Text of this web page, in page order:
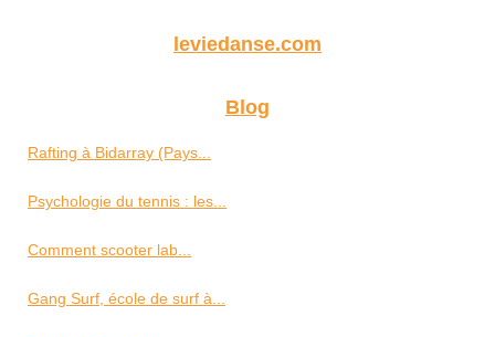
leviedanse.com
Blog
Rafting à Bidarray (Pays...
Psychologie du tennis : les...
Comment scooter lab...
Gang Surf, école de surf à...